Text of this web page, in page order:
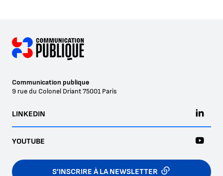
Communication publique
9 rue du Colonel Driant75001 Paris
S’INSCRIRE À LA NEWSLETTER
LINKEDIN
YOUTUBE